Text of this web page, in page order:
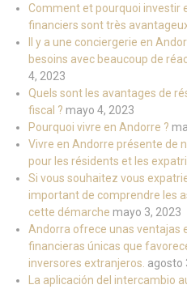
Comment et pourquoi investir
financiers sont très
Il y a une conciergerie en
besoins avec beaucoup de
4, 2023
Quels sont les avantages de
fiscal ? mayo 4, 2023
Pourquoi vivre en Andorre ?
Vivre en Andorre présente de
pour les résidents et les
Si vous souhaitez vous
important de comprendre les
cette démarche mayo 3, 2023
Andorra ofrece unas ventajas
financieras únicas que
inversores extranjeros. agosto
La aplicación del intercambio